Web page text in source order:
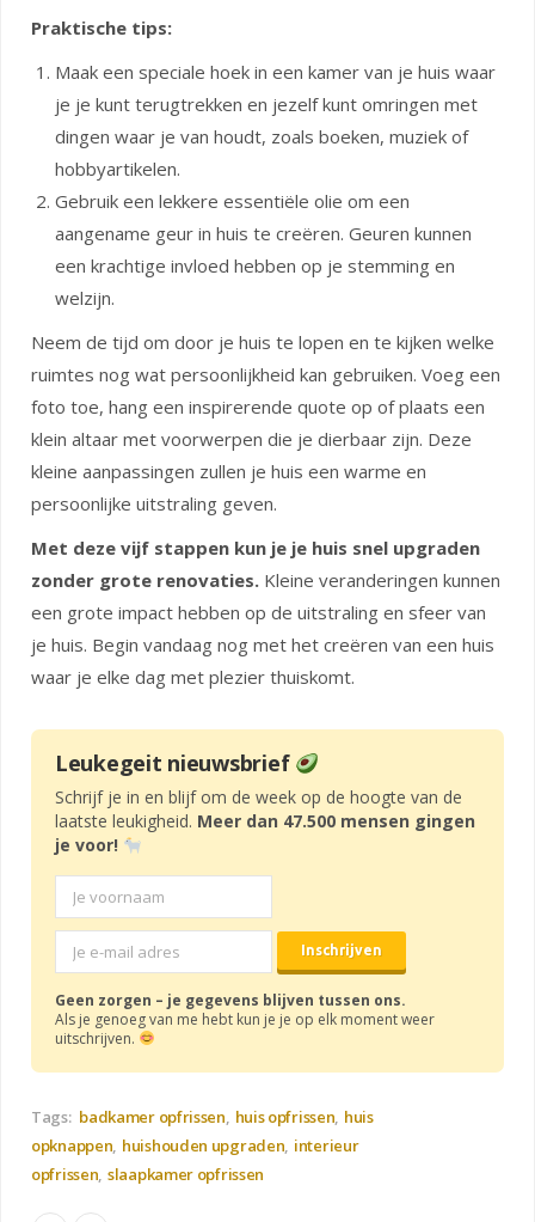
Praktische tips:
Maak een speciale hoek in een kamer van je huis waar
je je kunt terugtrekken en jezelf kunt omringen met
dingen waar je van houdt, zoals boeken, muziek of
hobbyartikelen.
Gebruik een lekkere essentiële olie om een
aangename geur in huis te creëren. Geuren kunnen
een krachtige invloed hebben op je stemming en
welzijn.
Neem de tijd om door je huis te lopen en te kijken welke
ruimtes nog wat persoonlijkheid kan gebruiken. Voeg een
foto toe, hang een inspirerende quote op of plaats een
klein altaar met voorwerpen die je dierbaar zijn. Deze
kleine aanpassingen zullen je huis een warme en
persoonlijke uitstraling geven.
Met deze vijf stappen kun je je huis snel upgraden
zonder grote renovaties. Kleine veranderingen kunnen
een grote impact hebben op de uitstraling en sfeer van
je huis. Begin vandaag nog met het creëren van een huis
waar je elke dag met plezier thuiskomt.
Leukegeit nieuwsbrief
Schrijf je in en blijf om de week op de hoogte van de
laatste leukigheid. Meer dan 47.500 mensen gingen
je voor!
Geen zorgen – je gegevens blijven tussen ons.
Als je genoeg van me hebt kun je je op elk moment weer
uitschrijven.
Tags: badkamer opfrissen huis opfrissen huis
opknappen huishouden upgraden interieur
opfrissen slaapkamer opfrissen